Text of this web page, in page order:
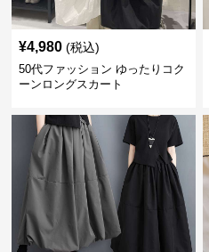
¥4,980 (税込)
50代ファッション ゆったりコク
ーンロングスカート